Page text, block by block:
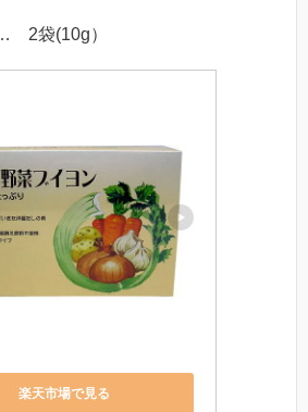
2袋(10g）
楽天市場で見る